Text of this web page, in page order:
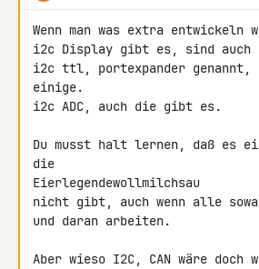
Wenn man was extra entwickeln
i2c Display gibt es, sind auch
i2c ttl, portexpander genannt,
einige.
i2c ADC, auch die gibt es.
Du musst halt lernen, daß es
die
Eierlegendewollmilchsau
nicht gibt, auch wenn alle
und daran arbeiten.
Aber wieso I2C, CAN wäre doch